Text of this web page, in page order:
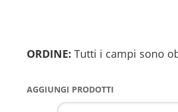
ORDINE: Tutti i campi sono
AGGIUNGI PRODOTTI